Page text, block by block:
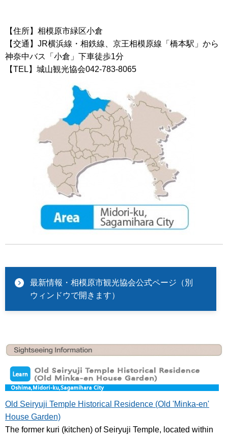
【住所】相模原市緑区小倉
【交通】JR横浜線・相鉄線、京王相模原線「橋本駅」から
神奈中バス「小倉」下車徒歩1分
【TEL】城山観光協会042-783-8065
最新情報・相模原市観光協会公式ページ（別
ウィンドウで開きます）
Old Seiryuji Temple Historical Residence (Old 'Minka-en'
House Garden)
The former kuri (kitchen) of Seiryuji Temple, located within